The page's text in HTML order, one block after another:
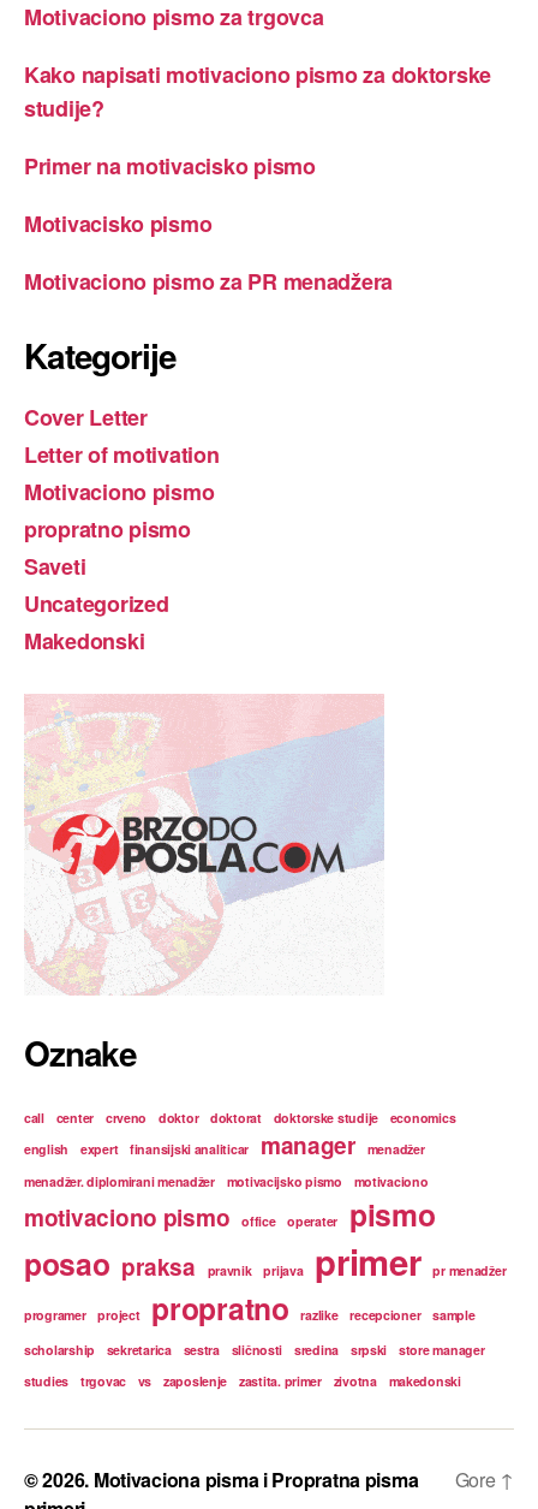
Motivaciono pismo za trgovca
Kako napisati motivaciono pismo za doktorske
studije?
Primer na motivacisko pismo
Motivacisko pismo
Motivaciono pismo za PR menadžera
Kategorije
Cover Letter
Letter of motivation
Motivaciono pismo
propratno pismo
Saveti
Uncategorized
Makedonski
Oznake
call center crveno doktor doktorat doktorske studije
economics
english
expert finansijski analiticar manager
menadžer
menadžer. diplomirani menadžer
motivacijsko pismo motivaciono
motivaciono pismo office operater
pismo
posao praksa pravnik prijava primer pr menadžer
programer project propratno razlike recepcioner
sample
scholarship
sekretarica sestra sličnosti sredina srpski
store manager
studies
trgovac vs zaposlenje zastita. primer zivotna makedonski
© 2026. Motivaciona pisma i Propratna pisma
Gore ↑